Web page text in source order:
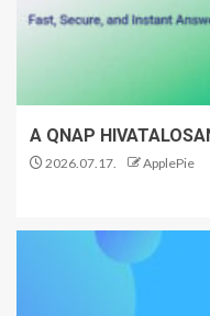
A QNAP
2026.07.17. ApplePie